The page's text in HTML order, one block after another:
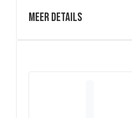
Meer details
Het voedende gladmakende
Samenstelling